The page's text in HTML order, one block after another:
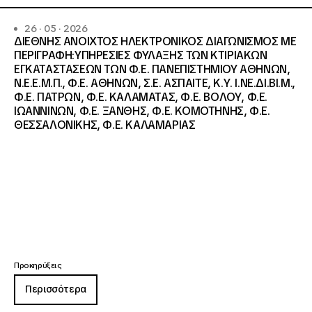
26 · 05 · 2026
ΔΙΕΘΝΗΣ ΑΝΟΙΧΤΟΣ ΗΛΕΚΤΡΟΝΙΚΟΣ ΔΙΑΓΩΝΙΣΜΟΣ ΜΕ
ΠΕΡΙΓΡΑΦΗ:ΥΠΗΡΕΣΙΕΣ ΦΥΛΑΞΗΣ ΤΩΝ ΚΤΙΡΙΑΚΩΝ
ΕΓΚΑΤΑΣΤΑΣΕΩΝ ΤΩΝ Φ.Ε. ΠΑΝΕΠΙΣΤΗΜΙΟΥ ΑΘΗΝΩΝ,
Ν.Ε.Ε.Μ.Π., Φ.Ε. ΑΘΗΝΩΝ, Σ.Ε. ΑΣΠΑΙΤΕ, Κ.Υ. Ι.ΝΕ.ΔΙ.ΒΙ.Μ.,
Φ.Ε. ΠΑΤΡΩΝ, Φ.Ε. ΚΑΛΑΜΑΤΑΣ, Φ.Ε. ΒΟΛΟΥ, Φ.Ε.
ΙΩΑΝΝΙΝΩΝ, Φ.Ε. ΞΑΝΘΗΣ, Φ.Ε. ΚΟΜΟΤΗΝΗΣ, Φ.Ε.
ΘΕΣΣΑΛΟΝΙΚΗΣ, Φ.Ε. ΚΑΛΑΜΑΡΙΑΣ
Προκηρύξεις
Περισσότερα